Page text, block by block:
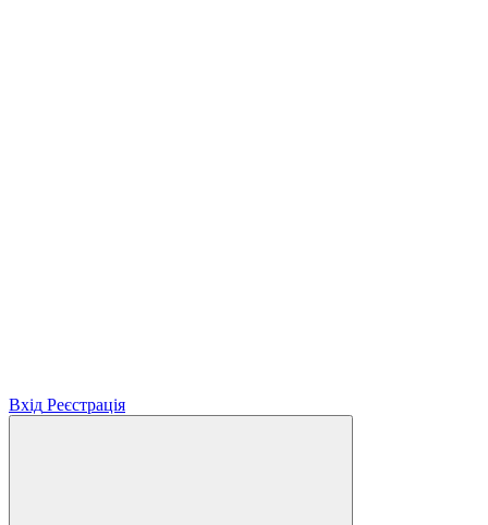
Вхід Реєстрація